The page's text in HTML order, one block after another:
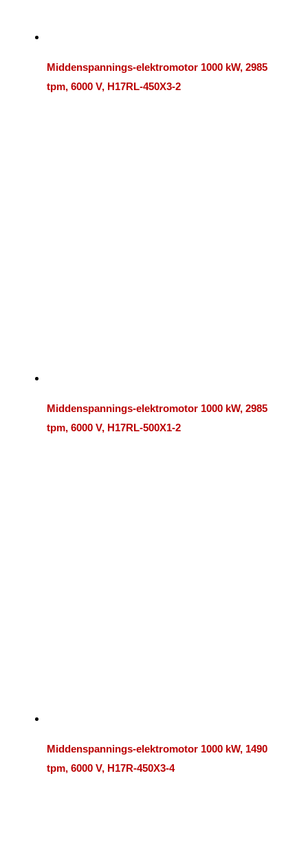
Middenspannings-elektromotor 1000 kW, 2985
tpm, 6000 V, H17RL-450X3-2
Middenspannings-elektromotor 1000 kW, 2985
tpm, 6000 V, H17RL-500X1-2
Middenspannings-elektromotor 1000 kW, 1490
tpm, 6000 V, H17R-450X3-4